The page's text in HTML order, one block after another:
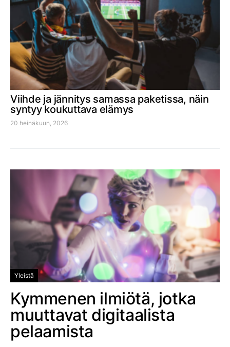
Viihde ja jännitys samassa paketissa, näin
syntyy koukuttava elämys
20 heinäkuun, 2026
Yleistä
Kymmenen ilmiötä, jotka
muuttavat digitaalista
pelaamista